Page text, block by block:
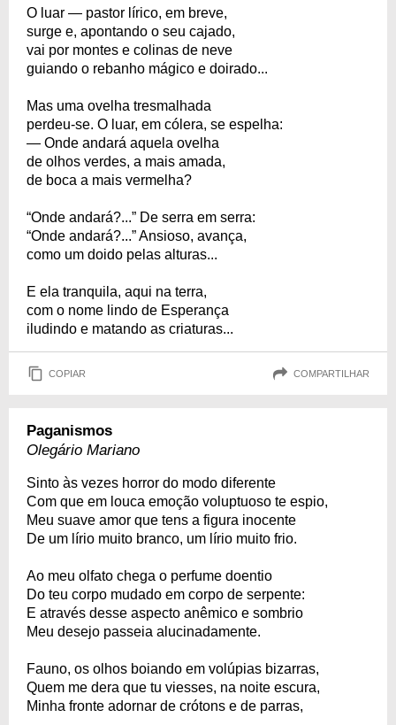
O luar — pastor lírico, em breve,
surge e, apontando o seu cajado,
vai por montes e colinas de neve
guiando o rebanho mágico e doirado...
Mas uma ovelha tresmalhada
perdeu-se. O luar, em cólera, se espelha:
— Onde andará aquela ovelha
de olhos verdes, a mais amada,
de boca a mais vermelha?
“Onde andará?...” De serra em serra:
“Onde andará?...” Ansioso, avança,
como um doido pelas alturas...
E ela tranquila, aqui na terra,
com o nome lindo de Esperança
iludindo e matando as criaturas...
COPIAR COMPARTILHAR
Paganismos
Olegário Mariano
Sinto às vezes horror do modo diferente
Com que em louca emoção voluptuoso te espio,
Meu suave amor que tens a figura inocente
De um lírio muito branco, um lírio muito frio.
Ao meu olfato chega o perfume doentio
Do teu corpo mudado em corpo de serpente:
E através desse aspecto anêmico e sombrio
Meu desejo passeia alucinadamente.
Fauno, os olhos boiando em volúpias bizarras,
Quem me dera que tu viesses, na noite escura,
Minha fronte adornar de crótons e de parras,